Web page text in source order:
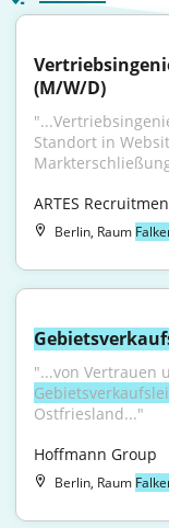
(M/W/D)
Standort in
ARTES
Berlin, Raum
Ostfriesland..."
Hoffmann Group
Berlin, Raum